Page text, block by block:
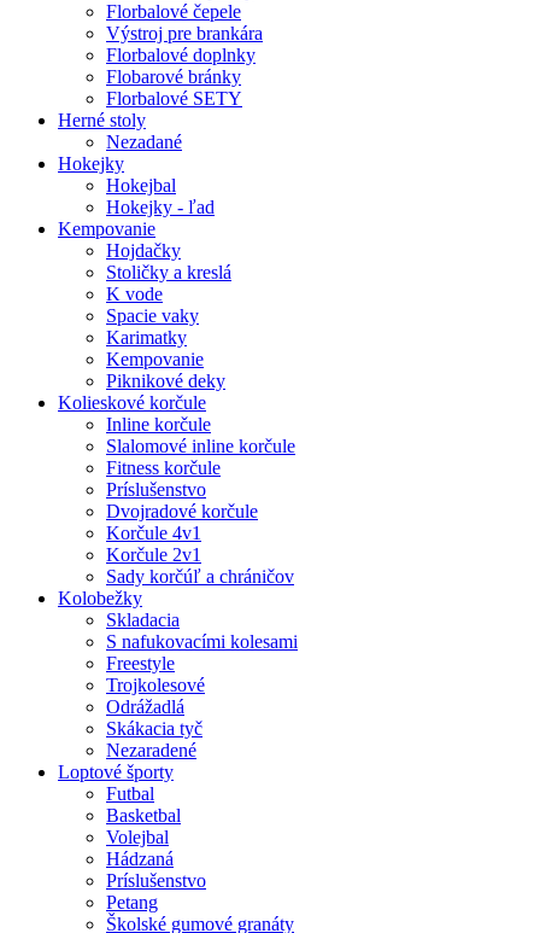
Florbalové čepele
Výstroj pre brankára
Florbalové doplnky
Flobarové bránky
Florbalové SETY
Herné stoly
Nezadané
Hokejky
Hokejbal
Hokejky - ľad
Kempovanie
Hojdačky
Stoličky a kreslá
K vode
Spacie vaky
Karimatky
Kempovanie
Piknikové deky
Kolieskové korčule
Inline korčule
Slalomové inline korčule
Fitness korčule
Príslušenstvo
Dvojradové korčule
Korčule 4v1
Korčule 2v1
Sady korčúľ a chráničov
Kolobežky
Skladacia
S nafukovacími kolesami
Freestyle
Trojkolesové
Odrážadlá
Skákacia tyč
Nezaradené
Loptové športy
Futbal
Basketbal
Volejbal
Hádzaná
Príslušenstvo
Petang
Školské gumové granáty